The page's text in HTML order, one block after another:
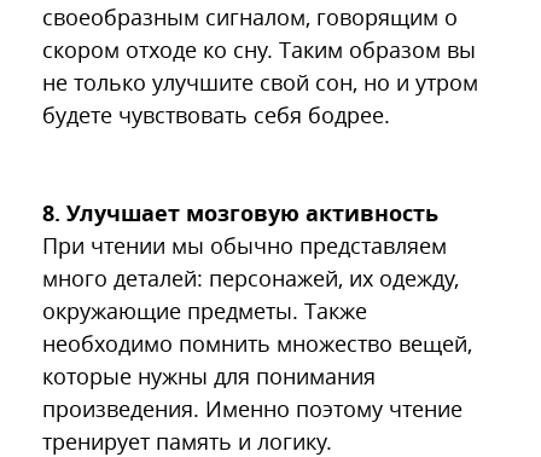
своеобразным сигналом, говорящим о
скором отходе ко сну. Таким образом вы
не только улучшите свой сон, но и утром
будете чувствовать себя бодрее.
8. Улучшает мозговую активность
При чтении мы обычно представляем
много деталей: персонажей, их одежду,
окружающие предметы. Также
необходимо помнить множество вещей,
которые нужны для понимания
произведения. Именно поэтому чтение
тренирует память и логику.